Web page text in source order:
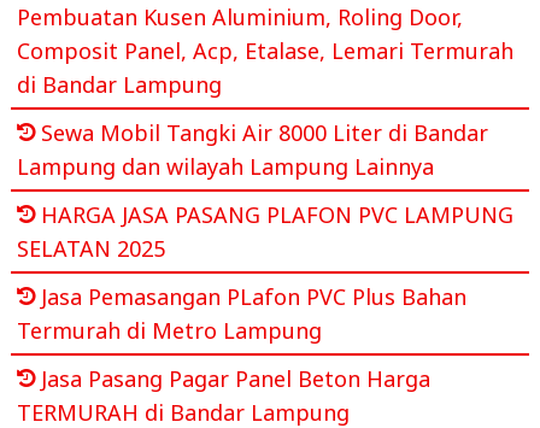
Pembuatan Kusen Aluminium, Roling Door,
Composit Panel, Acp, Etalase, Lemari Termurah
di Bandar Lampung
Sewa Mobil Tangki Air 8000 Liter di Bandar
Lampung dan wilayah Lampung Lainnya
HARGA JASA PASANG PLAFON PVC LAMPUNG
SELATAN 2025
Jasa Pemasangan PLafon PVC Plus Bahan
Termurah di Metro Lampung
Jasa Pasang Pagar Panel Beton Harga
TERMURAH di Bandar Lampung